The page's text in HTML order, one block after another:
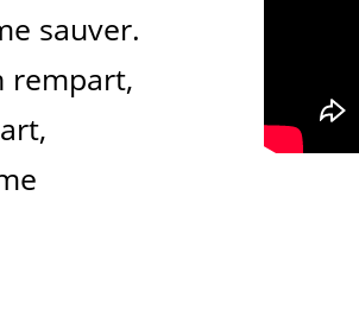
sauver.
rempart,